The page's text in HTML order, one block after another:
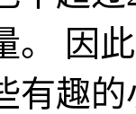
。 因
有趣